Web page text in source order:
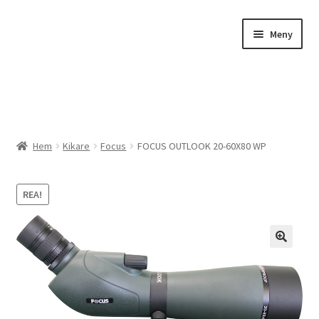
Meny
Överföringar
Tillbehör
Kampanj
Studio / Atelje
Hem Kikare Focus FOCUS OUTLOOK 20-60X80 WP
REA!